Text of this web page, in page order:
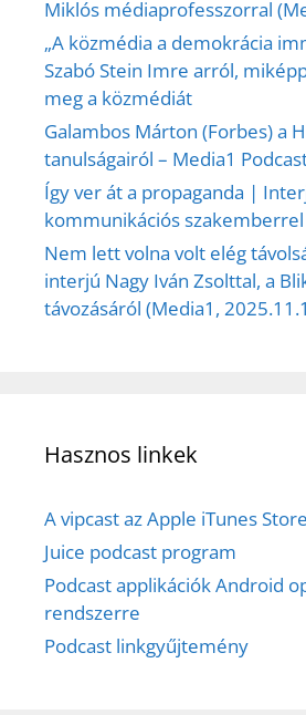
Miklós médiaprofesszorral
„A közmédia a demokrácia
Szabó Stein Imre arról,
meg a közmédiát
Galambos Márton (Forbes) a
tanulságairól – Media1
Így ver át a propaganda |
kommunikációs szakemberrel
Nem lett volna volt elég
interjú Nagy Iván Zsolttal, a
távozásáról (Media1,
Hasznos linkek
A vipcast az Apple iTunes
Juice podcast program
Podcast applikációk Android
rendszerre
Podcast linkgyűjtemény